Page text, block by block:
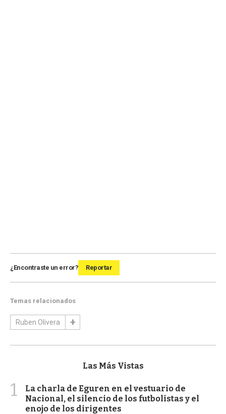
¿Encontraste un error? Reportar
Temas relacionados
Ruben Olivera
Las Más Vistas
1
La charla de Eguren en el vestuario de
Nacional, el silencio de los futbolistas y el
enojo de los dirigentes